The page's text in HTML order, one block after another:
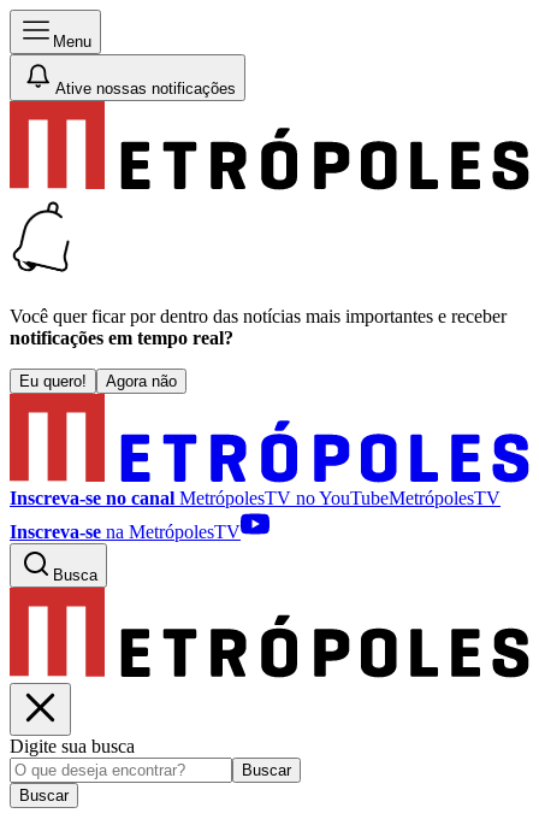
Menu
Ative nossas notificações
Você quer ficar por dentro das notícias mais importantes e receber
notificações em tempo real?
Eu quero! Agora não
Inscreva-se no canal MetrópolesTV noYouTubeMetrópolesTV
Inscreva-se na MetrópolesTV
Busca
Digite sua busca
Buscar
Buscar